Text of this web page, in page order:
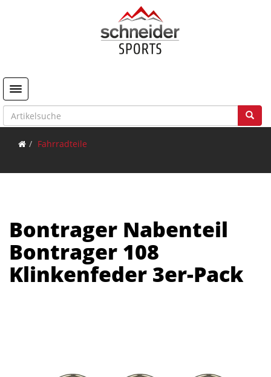
Toggle navigation
Fahrradteile
Bontrager Nabenteil
Bontrager 108
Klinkenfeder 3er-Pack